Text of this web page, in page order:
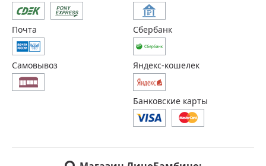
Почта
Самовывоз
Сбербанк
Яндекс-кошелек
Банковские карты